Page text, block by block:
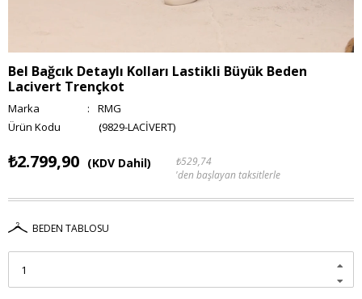
Bel Bağcık Detaylı Kolları Lastikli Büyük Beden
Lacivert Trençkot
Marka :
RMG
(9829-LACİVERT)
₺2.799,90 (KDV Dahil)
₺529,74
'den başlayan taksitlerle
BEDEN TABLOSU